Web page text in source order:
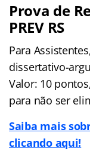
Prova de
PREV RS
Para
dissertativo-
Valor: 10
para não ser
Saiba mais
clicando aqui!